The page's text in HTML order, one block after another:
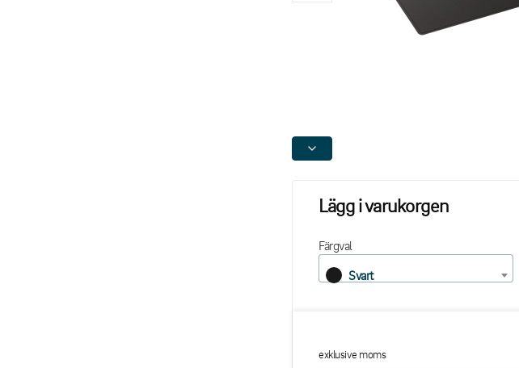
Lägg i varukorgen
Färgval
Svart
exklusive moms